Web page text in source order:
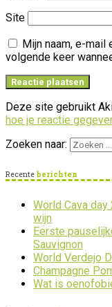
Site
Mijn naam, e-
volgende keer
Deze site gebruikt
hoe je reactie
Zoeken naar:
Recente berichten
World Cava
wijn
Eerste
Sauvignon
World Verdejo
Champagne
Wat is